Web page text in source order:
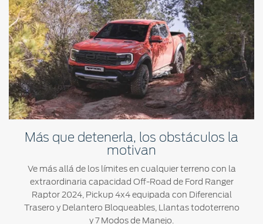
Más que detenerla, los obstáculos la
motivan
Ve más allá de los límites en cualquier terreno con la
extraordinaria capacidad Off-Road de Ford Ranger
Raptor 2024, Pickup 4x4 equipada con Diferencial
Trasero y Delantero Bloqueables, Llantas todoterreno
y 7 Modos de Manejo.